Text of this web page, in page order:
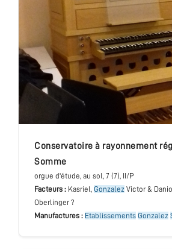
conservatoire à rayonnement
Somme
orgue d'étude, au sol , 7 (7), II/P
Facteurs : Kasriel, Gonzalez Victor &
Oberlinger ?
Manufactures : Etablissements Gonzalez